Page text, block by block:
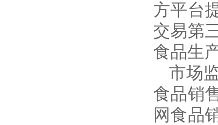
方平台
交易第
食品生
市场
食品销
网食品